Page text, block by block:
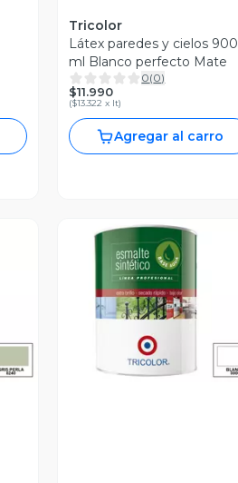
Tricolor
Látex paredes y cielos 900
ml Blanco perfecto Mate
0(0)
$11.990
($13.322 x lt)
Agregar al carro
Vista Previa